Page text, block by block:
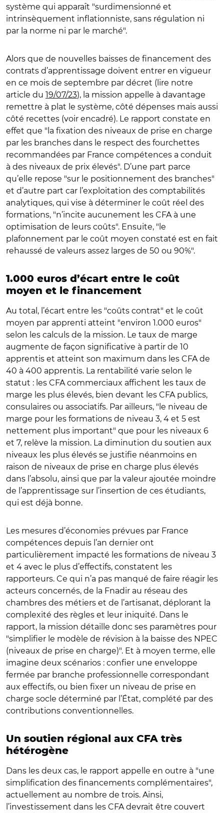
système qui apparaît "surdimensionné et
intrinsèquement inflationniste, sans régulation ni
par la norme ni par le marché".
Alors que de nouvelles baisses de financement des
contrats d’apprentissage doivent entrer en vigueur
en ce mois de septembre par décret (lire notre
article du 19/07/23), la mission appelle à davantage
remettre à plat le système, côté dépenses mais aussi
côté recettes (voir encadré). Le rapport constate en
effet que "la fixation des niveaux de prise en charge
par les branches dans le respect des fourchettes
recommandées par France compétences a conduit
à des niveaux de prix élevés". D’une part parce
qu’elle repose "sur le positionnement des branches"
et d’autre part car l’exploitation des comptabilités
analytiques, qui vise à déterminer le coût réel des
formations, "n’incite aucunement les CFA à une
optimisation de leurs coûts". Ensuite, "le
plafonnement par le coût moyen constaté est en fait
rehaussé de valeurs assez larges de 50 ou 90%".
1.000 euros d’écart entre le coût
moyen et le financement
Au total, l’écart entre les "coûts contrat" et le coût
moyen par apprenti atteint "environ 1.000 euros"
selon les calculs de la mission. Le taux de marge
augmente de façon significative à partir de 10
apprentis et atteint son maximum dans les CFA de
40 à 400 apprentis. La rentabilité varie selon le
statut : les CFA commerciaux affichent les taux de
marge les plus élevés, bien devant les CFA publics,
consulaires ou associatifs. Par ailleurs, "le niveau de
marge pour les formations de niveau 3, 4 et 5 est
nettement plus important" que pour les niveaux 6
et 7, relève la mission. La diminution du soutien aux
niveaux les plus élevés se justifie néanmoins en
raison de niveaux de prise en charge plus élevés
dans l’absolu, ainsi que par la valeur ajoutée moindre
de l’apprentissage sur l’insertion de ces étudiants,
qui est déjà bonne.
Les mesures d’économies prévues par France
compétences depuis l’an dernier ont
particulièrement impacté les formations de niveau 3
et 4 avec le plus d’effectifs, constatent les
rapporteurs. Ce qui n’a pas manqué de faire réagir les
acteurs concernés, de la Fnadir au réseau des
chambres des métiers et de l’artisanat, déplorant la
complexité des règles et leur iniquité. Dans le
rapport, la mission détaille donc ses paramètres pour
"simplifier le modèle de révision à la baisse des NPEC
(niveaux de prise en charge)". Et à moyen terme, elle
imagine deux scénarios : confier une enveloppe
fermée par branche professionnelle correspondant
aux effectifs, ou bien fixer un niveau de prise en
charge socle déterminé par l’État, complété par des
contributions conventionnelles.
Un soutien régional aux CFA très
hétérogène
Dans les deux cas, le rapport appelle en outre à "une
simplification des financements complémentaires",
actuellement au nombre de trois. Ainsi,
l’investissement dans les CFA devrait être couvert